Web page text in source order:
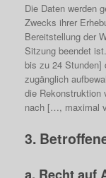
Die Daten werden
Zwecks ihrer
Bereitstellung der
Sitzung beendet
bis zu 24 Stunden]
zugänglich
die Rekonstruktion
nach […, maximal
3.
a. Recht auf